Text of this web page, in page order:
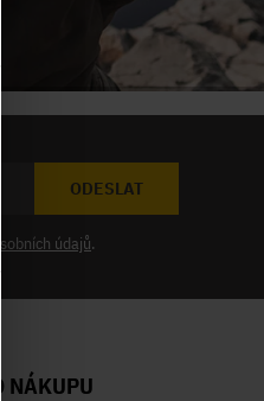
ODESLAT
údajů.
O NÁKUPU